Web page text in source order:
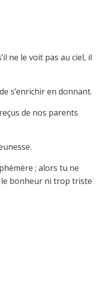
ne le voit pas au ciel, il
s’enrichir en donnant.
de nos parents
; alors tu ne
bonheur ni trop triste